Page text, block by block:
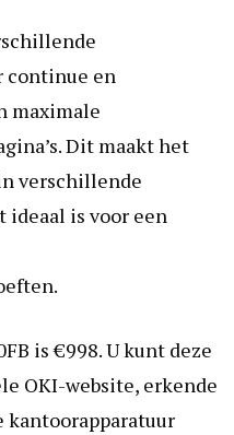
continue en
maximale
Dit maakt het
verschillende
ideaal is voor een
is €998. U kunt deze
OKI-website, erkende
kantoorapparatuur